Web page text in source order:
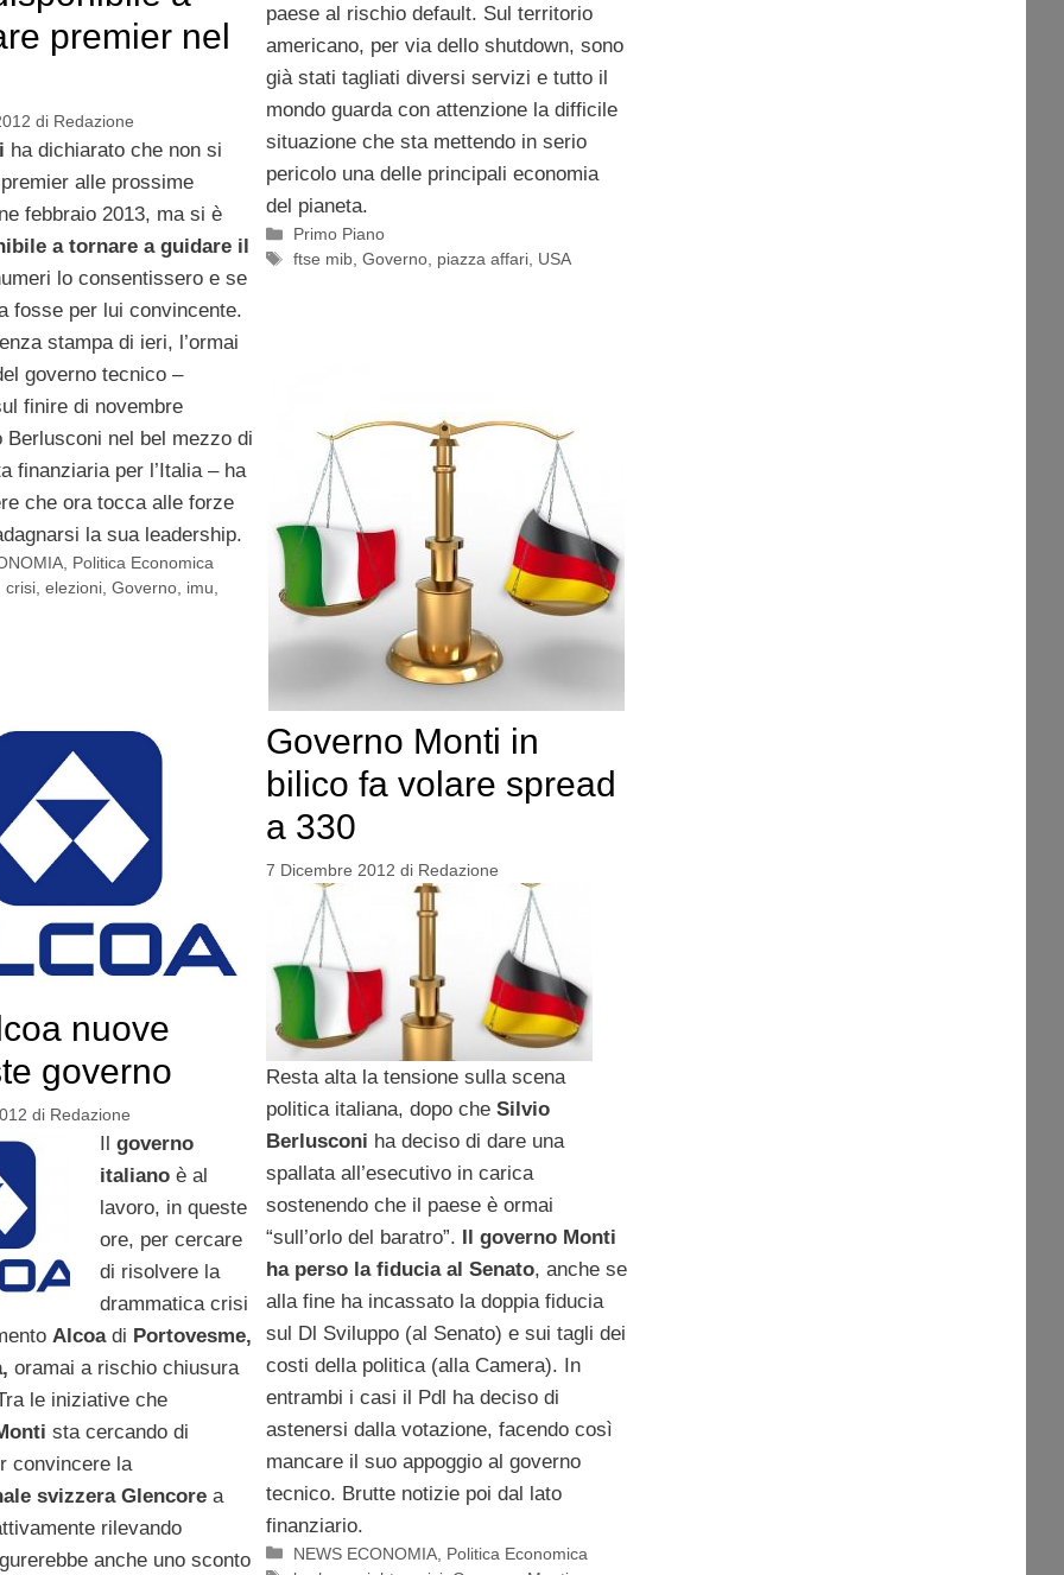
paese al rischio default. Sul territorio
americano, per via dello shutdown, sono
già stati tagliati diversi servizi e tutto il
mondo guarda con attenzione la difficile
situazione che sta mettendo in serio
pericolo una delle principali economia
del pianeta.
Categorie
Primo Piano
Tag
ftse mib,Governo, piazza affari, USA
premier nel
di Redazione
ha dichiarato che non si
alle prossime
febbraio 2013, ma si è
a tornare a guidare il
lo consentissero e se
fosse per lui convincente.
stampa di ieri, l’ormai
governo tecnico –
finire di novembre
Berlusconi nel bel mezzo di
finanziaria per l’Italia – ha
che ora tocca alle forze
la sua leadership.
, Politica Economica
crisi,elezioni,Governo, imu,
Governo Monti in
bilico fa volare spread
a 330
7 Dicembre 2012 di Redazione
Resta alta la tensione sulla scena
politica italiana, dopo che Silvio
Berlusconi ha deciso di dare una
spallata all’esecutivo in carica
sostenendo che il paese è ormai
“sull’orlo del baratro”. Il governo Monti
ha perso la fiducia al Senato, anche se
alla fine ha incassato la doppia fiducia
sul Dl Sviluppo (al Senato) e sui tagli dei
costi della politica (alla Camera). In
entrambi i casi il Pdl ha deciso di
astenersi dalla votazione, facendo così
mancare il suo appoggio al governo
tecnico. Brutte notizie poi dal lato
finanziario.
Categorie
NEWS ECONOMIA Politica Economica
nuove
governo
di Redazione
Il governo
italiano è al
lavoro, in queste
ore, per cercare
di risolvere la
drammatica crisi
Alcoadi Portovesme,
oramai a rischio chiusura
le iniziative che
sta cercando di
convincere la
svizzera Glencorea
rilevando
anche uno sconto